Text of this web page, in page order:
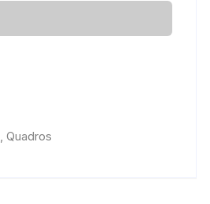
,Quadros